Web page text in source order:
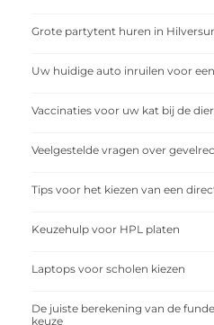
Grote partytent huren in
Uw huidige auto inruilen voor
Vaccinaties voor uw kat bij de
Veelgestelde vragen over
Tips voor het kiezen van een
Keuzehulp voor HPL platen
Laptops voor scholen kiezen
De juiste berekening van de
keuze